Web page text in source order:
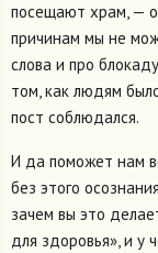
посещают храм, —
причинам мы не
слова и про
том, как людям
пост соблюдался.
И да поможет нам
без этого
зачем вы это
для здоровья», и у